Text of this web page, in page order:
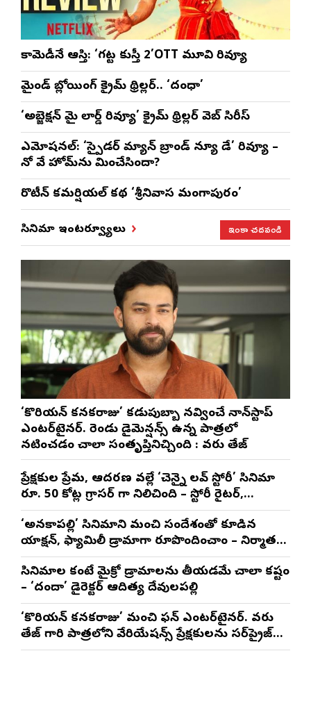
కామెడీనే ఆస్తి: ‘గట్ట కుస్తీ 2’OTT మూవి రివ్యూ
మైండ్ బ్లోయింగ్ క్రైమ్ థ్రిల్లర్.. ‘దంధా’
‘అబ్జెక్ష‌న్ మై లార్డ్ రివ్యూ’ క్రైమ్ థ్రిల్ల‌ర్ వెబ్ సిరీస్
ఎమోష‌న‌ల్‌: ‘స్పైడర్ మ్యాన్ బ్రాండ్ న్యూ డే’ రివ్యూ –
నో వే హోమ్‌ను మించేసిందా?
రొటీన్‌ కమర్షియల్‌ కథ ‘శ్రీనివాస మంగాపురం’
సినిమా ఇంటర్వ్యూలు ఇంకా చదవండి
‘కొరియన్ కనకరాజు’ కడుపుబ్బా నవ్వించే నాన్‌స్టాప్
ఎంటర్‌టైనర్. రెండు డైమెన్షన్స్ ఉన్న పాత్రలో
నటించడం చాలా సంతృప్తినిచ్చింది : వరుణ్ తేజ్
ప్రేక్షకుల ప్రేమ, ఆదరణ వల్లే ‘చెన్నై లవ్ స్టోరీ’ సినిమా
రూ. 50 కోట్ల గ్రాసర్ గా నిలిచింది – స్టోరీ రైటర్,
ప్రొడ్యూసర్ సాయి రాజేష్
‘అనకాపల్లి’ సినిమాని మంచి సందేశంతో కూడిన
యాక్షన్, ఫ్యామిలీ డ్రామాగా రూపొందించాం – నిర్మాతలు
త్రినాథరావు నక్కిన, కాండ్రేగుల నాయుడు
సినిమాల కంటే మైక్రో డ్రామాలను తీయడమే చాలా కష్టం
– ‘దందా’ డైరెక్ట‌ర్ ఆదిత్య దేవులపల్లి
‘కొరియన్ కనకరాజు’ మంచి ఫన్ ఎంటర్‌టైనర్. వరుణ్
తేజ్ గారి పాత్రలోని వేరియేషన్స్ ప్రేక్షకులను సర్‌ప్రైజ్
చేస్తాయి : దర్శకుడు మేర్లపాక గాంధీ